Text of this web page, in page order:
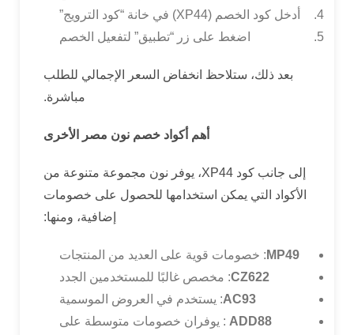
أدخل كود الخصم (XP44) في خانة “كود الترويج”
اضغط على زر “تطبيق” لتفعيل الخصم
بعد ذلك، ستلاحظ انخفاض السعر الإجمالي للطلب
مباشرة.
أهم أكواد خصم نون مصر الأخرى
إلى جانب كود XP44، يوفر نون مجموعة متنوعة من
الأكواد التي يمكن استخدامها للحصول على خصومات
إضافية، ومنها:
MP49 : خصومات قوية على العديد من المنتجات
CZ622: مخصص غالبًا للمستخدمين الجدد
AC93: يستخدم في العروض الموسمية
ADD88 : يوفران خصومات متوسطة على